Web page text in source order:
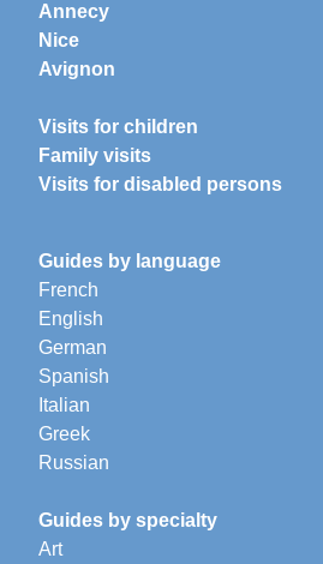
Annecy
Nice
Avignon
Visits for children
Family visits
Visits for disabled persons
Guides by language
French
English
German
Spanish
Italian
Greek
Russian
Guides by specialty
Art